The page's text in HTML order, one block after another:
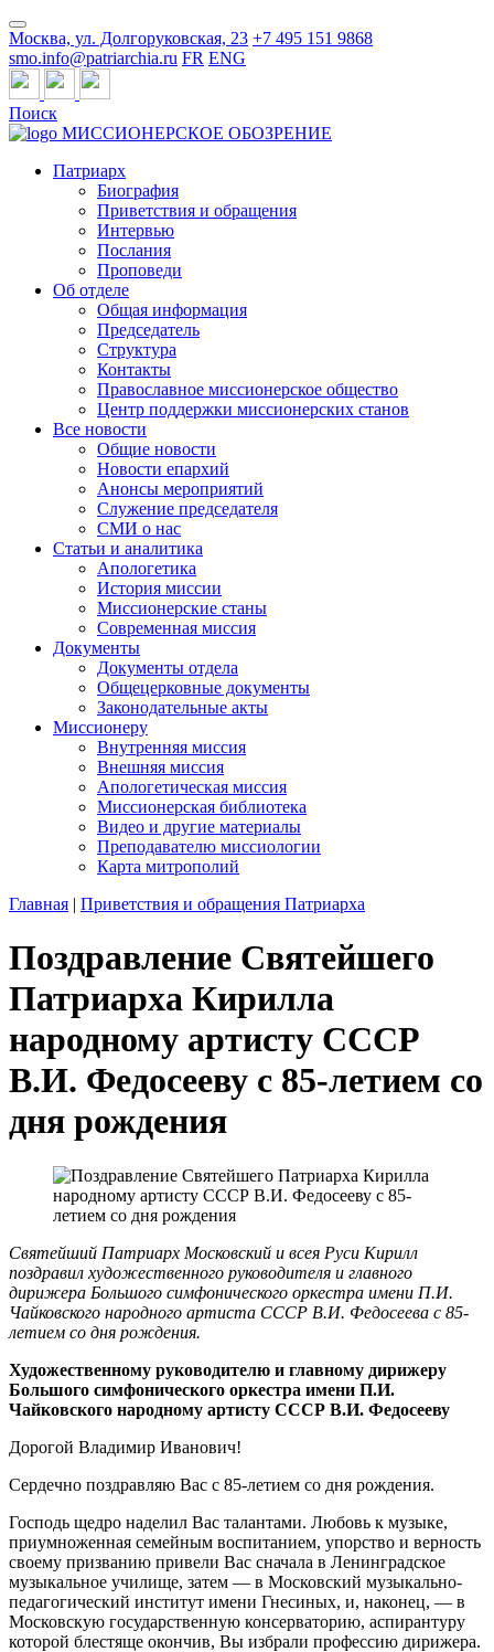
Москва, ул. Долгоруковская, 23 +7 495 151 9868
smo.info@patriarchia.ru FR ENG
Поиск
МИССИОНЕРСКОЕ ОБОЗРЕНИЕ
Патриарх
Биография
Приветствия и обращения
Интервью
Послания
Проповеди
Об отделе
Общая информация
Председатель
Структура
Контакты
Православное миссионерское общество
Центр поддержки миссионерских станов
Все новости
Общие новости
Новости епархий
Анонсы мероприятий
Служение председателя
СМИ о нас
Статьи и аналитика
Апологетика
История миссии
Миссионерские станы
Современная миссия
Документы
Документы отдела
Общецерковные документы
Законодательные акты
Миссионеру
Внутренняя миссия
Внешняя миссия
Апологетическая миссия
Миссионерская библиотека
Видео и другие материалы
Преподавателю миссиологии
Карта митрополий
Главная | Приветствия и обращения Патриарха
Поздравление Святейшего
Патриарха Кирилла
народному артисту СССР
В.И. Федосееву с 85-летием со
дня рождения
Святейший Патриарх Московский и всея Руси Кирилл
поздравил художественного руководителя и главного
дирижера Большого симфонического оркестра имени П.И.
Чайковского народного артиста СССР В.И. Федосеева с 85-
летием со дня рождения.
Художественному руководителю и главному дирижеру
Большого симфонического оркестра имени П.И.
Чайковского народному артисту СССР В.И. Федосееву
Дорогой Владимир Иванович!
Сердечно поздравляю Вас с 85-летием со дня рождения.
Господь щедро наделил Вас талантами. Любовь к музыке,
приумноженная семейным воспитанием, упорство и верность
своему призванию привели Вас сначала в Ленинградское
музыкальное училище, затем — в Московский музыкально-
педагогический институт имени Гнесиных, и, наконец, — в
Московскую государственную консерваторию, аспирантуру
которой блестяще окончив, Вы избрали профессию дирижера.